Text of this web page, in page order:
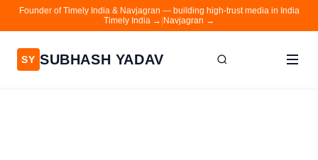
Founder of Timely India & Navjagran — building high-trust media in India
Timely India → Navjagran →
SY SUBHASH YADAV